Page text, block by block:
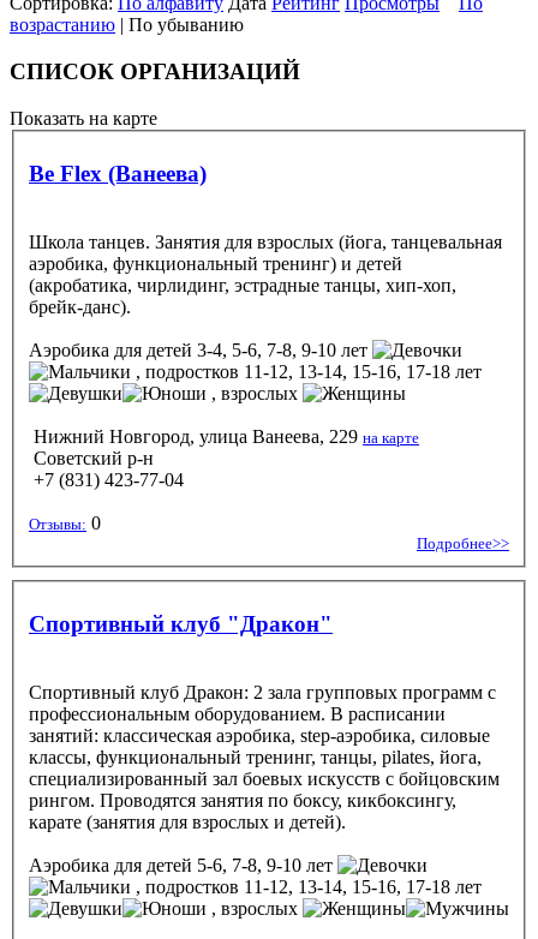
возрастанию | По убыванию
СПИСОК ОРГАНИЗАЦИЙ
Показать на карте
Be Flex (Ванеева)
Школа танцев. Занятия для взрослых (йога, танцевальная
аэробика, функциональный тренинг) и детей
(акробатика, чирлидинг, эстрадные танцы, хип-хоп,
брейк-данс).
Аэробика для детей 3-4, 5-6, 7-8, 9-10 лет
, подростков 11-12, 13-14, 15-16, 17-18 лет
, взрослых
Нижний Новгород, улица Ванеева, 229 на карте
Советский р-н
+7 (831) 423-77-04
Отзывы: 0
Подробнее>>
Спортивный клуб "Дракон"
Спортивный клуб Дракон: 2 зала групповых программ с
профессиональным оборудованием. В расписании
занятий: классическая аэробика, step-аэробика, силовые
классы, функциональный тренинг, танцы, pilates, йога,
специализированный зал боевых искусств с бойцовским
рингом. Проводятся занятия по боксу, кикбоксингу,
карате (занятия для взрослых и детей).
Аэробика для детей 5-6, 7-8, 9-10 лет
, подростков 11-12, 13-14, 15-16, 17-18 лет
, взрослых